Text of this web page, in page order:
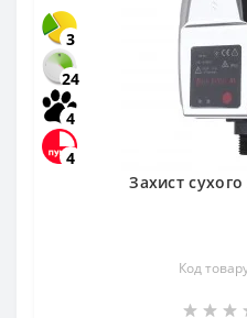
3
24
4
4
Захист
Код